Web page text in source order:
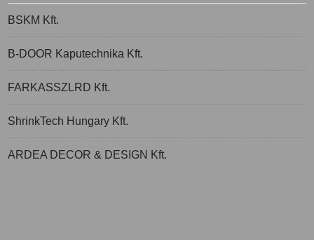
BSKM Kft.
B-DOOR Kaputechnika Kft.
FARKASSZLRD Kft.
ShrinkTech Hungary Kft.
ARDEA DECOR & DESIGN Kft.